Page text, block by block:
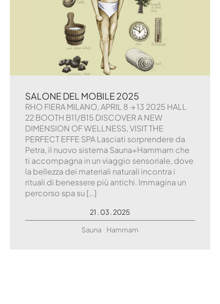
SALONE DEL MOBILE 2025
RHO FIERA MILANO, APRIL 8 → 13 2025 HALL
22 BOOTH B11/B15 DISCOVER A NEW
DIMENSION OF WELLNESS, VISIT THE
PERFECT EFFE SPA Lasciati sorprendere da
Petra, il nuovo sistema Sauna+Hammam che
ti accompagna in un viaggio sensoriale, dove
la bellezza dei materiali naturali incontra i
rituali di benessere più antichi. Immagina un
percorso spa su […]
21 . 03 . 2025
Sauna
Hammam